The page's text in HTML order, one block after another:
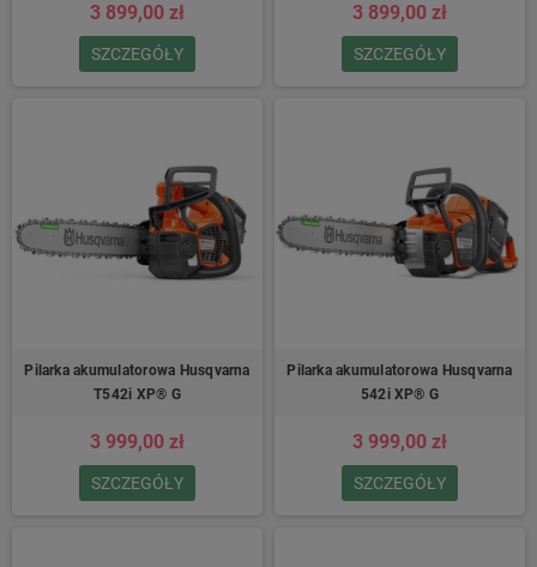
3 899,00 zł
SZCZEGÓŁY
3 899,00 zł
SZCZEGÓŁY
Pilarka akumulatorowa Husqvarna
T542i XP® G
3 999,00 zł
SZCZEGÓŁY
Pilarka akumulatorowa Husqvarna
542i XP® G
3 999,00 zł
SZCZEGÓŁY